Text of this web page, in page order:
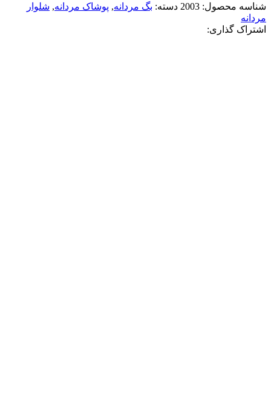
شناسه محصول: 2003 دسته: بگ مردانه, پوشاک مردانه, شلوار
مردانه
اشتراک گذاری: